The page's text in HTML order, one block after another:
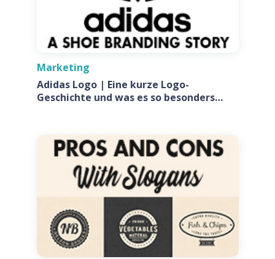
Marketing
Adidas Logo | Eine kurze Logo-
Geschichte und was es so besonders